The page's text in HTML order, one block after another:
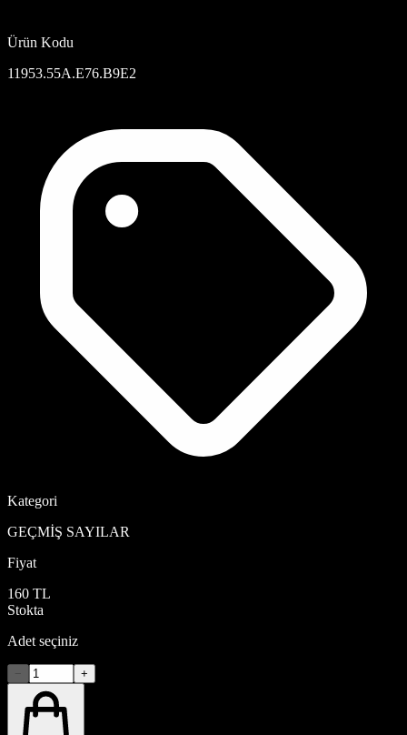
Ürün Kodu
11953.55A.E76.B9E2
Kategori
GEÇMİŞ SAYILAR
Fiyat
160 TL
Stokta
Adet seçiniz
+